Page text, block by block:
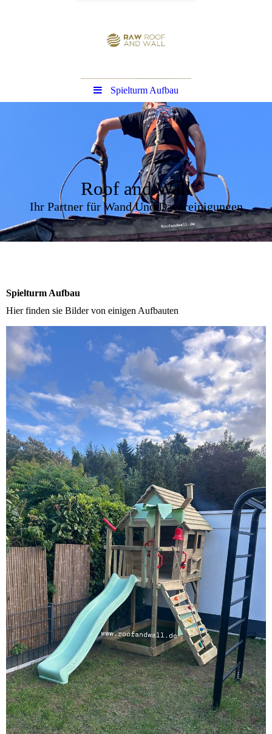
Spielturm Aufbau
Roof and Wall
Ihr Partner für Wand Und Dachreinigungen
Spielturm Aufbau
Hier finden sie Bilder von einigen Aufbauten